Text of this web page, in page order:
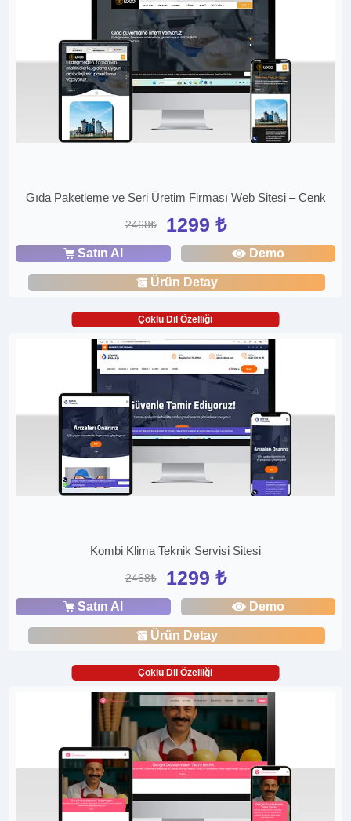
Gıda Paketleme ve Seri Üretim Firması Web Sitesi – Cenk
2468₺ 1299 ₺
Satın Al Demo
Ürün Detay
Çoklu Dil Özelliği
Kombi Klima Teknik Servisi Sitesi
2468₺ 1299 ₺
Satın Al Demo
Ürün Detay
Çoklu Dil Özelliği